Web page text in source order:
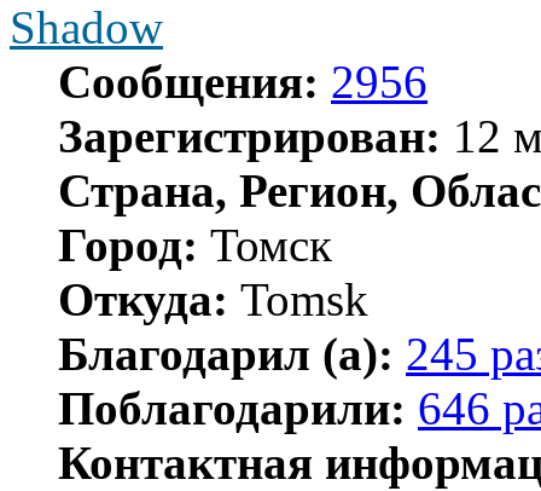
Shadow
Сообщения: 2956
Зарегистрирован: 12
Страна, Регион,
Город: Томск
Откуда: Tomsk
Благодарил (а): 245
Поблагодарили: 646
Контактная